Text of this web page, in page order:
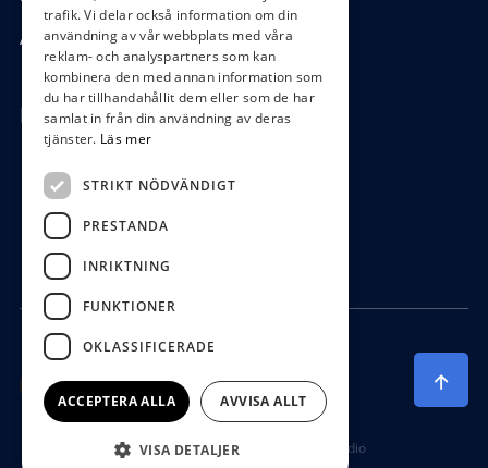
Ångra köp
Hör av dig
0472-104 80
boys@waterboys.se
Ekebogatan 15, 342 30 Alvesta
Producerad av Gota Media Brand Studio
trafik. Vi delar också information om din
användning av vår webbplats med våra
reklam- och analyspartners som kan
kombinera den med annan information som
du har tillhandahållit dem eller som de har
samlat in från din användning av deras
tjänster. Läs mer
STRIKT NÖDVÄNDIGT
PRESTANDA
INRIKTNING
FUNKTIONER
OKLASSIFICERADE
ACCEPTERA ALLA AVVISA ALLT
VISA DETALJER